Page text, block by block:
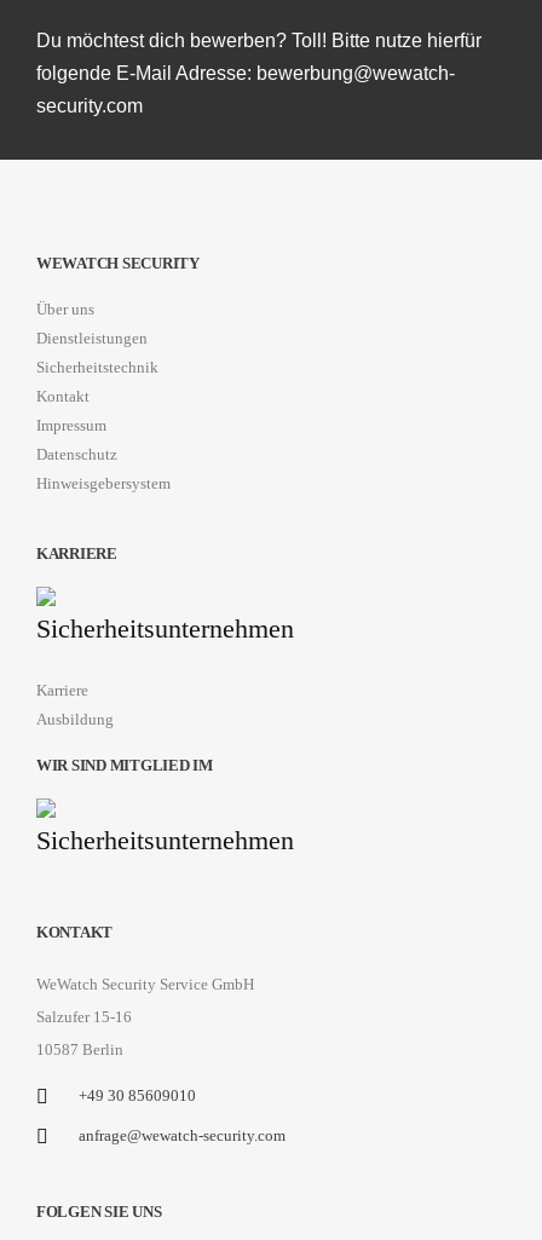
Du möchtest dich bewerben? Toll! Bitte nutze hierfür
folgende E-Mail Adresse: bewerbung@wewatch-
security.com
WEWATCH SECURITY
Über uns
Dienstleistungen
Sicherheitstechnik
Kontakt
Impressum
Datenschutz
Hinweisgebersystem
KARRIERE
Karriere
Ausbildung
WIR SIND MITGLIED IM
KONTAKT
WeWatch Security Service GmbH
Salzufer 15-16
10587 Berlin
+49 30 85609010
anfrage@wewatch-security.com
FOLGEN SIE UNS